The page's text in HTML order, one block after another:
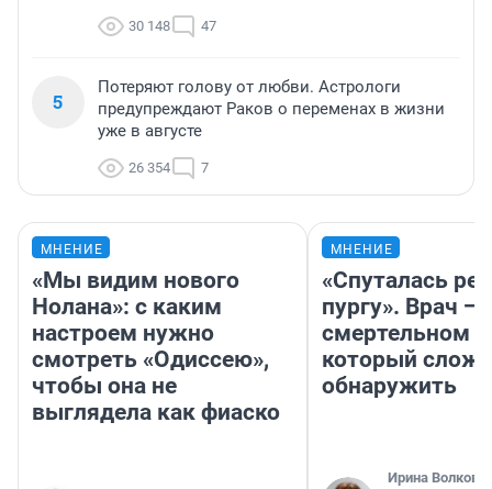
30 148 47
5
Потеряют голову от любви. Астрологи
предупреждают Раков о переменах в жизни
уже в августе
26 354 7
МНЕНИЕ
«Мы видим нового
Нолана»: с каким
настроем нужно
смотреть «Одиссею»,
чтобы она не
выглядела как фиаско
МНЕНИЕ
«Спуталась
пургу». Врач —
смертельном
который
обнаружить
Ирина Волкова